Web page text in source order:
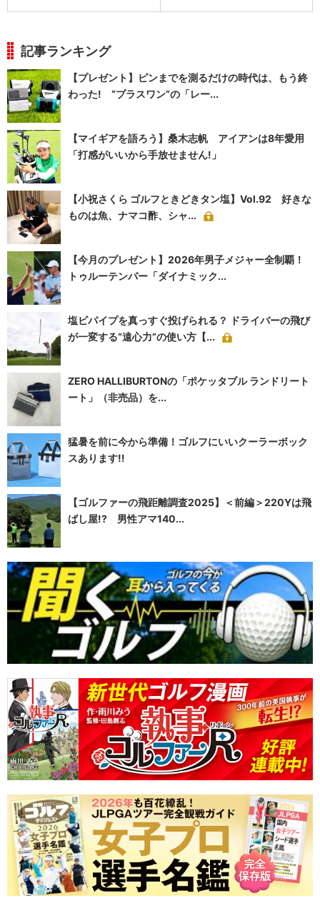
記事ランキング
【プレゼント】ピンまでを測るだけの時代は、もう終
わった! “プラスワン”の「レー...
【マイギアを語ろう】桑木志帆 アイアンは8年愛用
「打感がいいから手放せません!」
【小祝さくら ゴルフときどきタン塩】Vol.92 好きな
ものは魚、ナマコ酢、シャ...
【今月のプレゼント】2026年男子メジャー全制覇！
トゥルーテンパー「ダイナミック...
塩ビパイプを真っすぐ投げられる？ ドライバーの飛び
が一変する“遠心力”の使い方【...
ZERO HALLIBURTONの「ポケッタブル ランドリート
ート」（非売品）を...
猛暑を前に今から準備！ゴルフにいいクーラーボック
スあります!!
【ゴルファーの飛距離調査2025】＜前編＞220Yは飛
ばし屋!? 男性アマ140...